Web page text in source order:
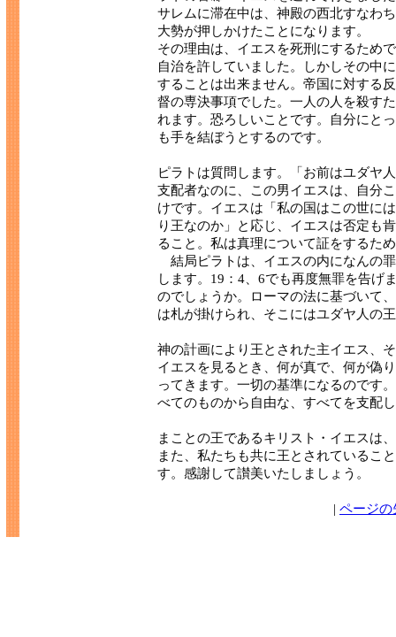
サレムに滞在中は、神殿の西北すなわ
大勢が押しかけたことになります。
その理由は、イエスを死刑にするため
自治を許していました。しかしその中
することは出来ません。帝国に対する
督の専決事項でした。一人の人を殺す
れます。恐ろしいことです。自分にと
も手を結ぼうとするのです。
ピラトは質問します。「お前はユダヤ
支配者なのに、この男イエスは、自分
けです。イエスは「私の国はこの世に
り王なのか」と応じ、イエスは否定も
ること。私は真理について証をするた
結局ピラトは、イエスの内になんの
します。19：4、6でも再度無罪を告げ
のでしょうか。ローマの法に基づいて
は札が掛けられ、そこにはユダヤ人の
神の計画により王とされた主イエス、
イエスを見るとき、何が真で、何が偽
ってきます。一切の基準になるのです
べてのものから自由な、すべてを支配
まことの王であるキリスト・イエスは
また、私たちも共に王とされているこ
す。感謝して讃美いたしましょう。
| ページの